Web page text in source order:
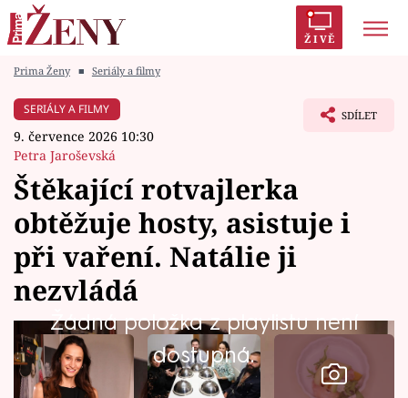
ŽIVĚ
Módní alarm
Témata
Celebrity
Vztahy
Seriály
Prima Ženy ■ Seriály a filmy
SERIÁLY A FILMY
9. července 2026 10:30
Petra Jaroševská
SDÍLET
Štěkající rotvajlerka
obtěžuje hosty, asistuje i
při vaření. Natálie ji
nezvládá
Žádná položka z playlistu není
dostupná.